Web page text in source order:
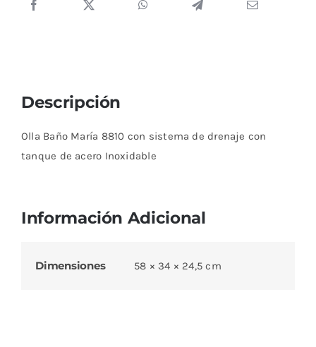
Descripción
Olla Baño María 8810 con sistema de drenaje con
tanque de acero Inoxidable
Información Adicional
Dimensiones 58 × 34 × 24,5 cm